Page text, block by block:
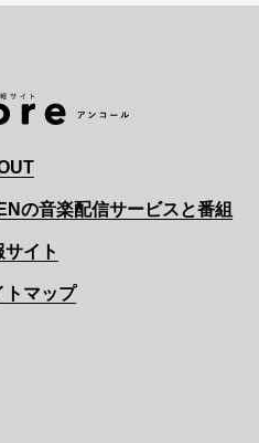
の音楽配信サービスと番組
サイト
トマップ